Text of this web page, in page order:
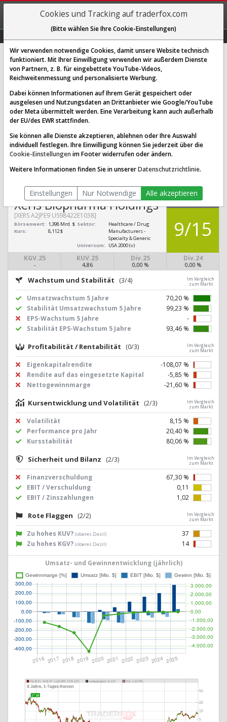
REGIS-
TRIEREN
Xeris Biopharma Holdings Aktie:
Realtime-Kurs & Analyse (A2JPE9 |
XERS)
SCORING SYSTEMS:
Qualitäts-Check Dividenden-Check
Wachstums-Check
geeignet?
Xeris Biopharma Holdings
[XERS A2JPE9 US98422E1038]
Börsenwert: 1,398 Mrd. $
Kurs:
8,112 $
Sektor:
Healthcare / Drug
Manufacturers -
Specialty & Generic
Universum:
USA 2000 (v)
KGV.25
-
KUV.25
4,86
Div.25
0,00 %
Div.24
0,00 %
QUALITÄTS-
9/15
Wachstum und Stabilität (3/4)
Im Vergleich
zum Markt
Umsatzwachstum 5 Jahre
70,20 %
Stabilität Umsatzwachstum 5 Jahre
99,23 %
EPS-Wachstum 5 Jahre
-
Stabilität EPS-Wachstum 5 Jahre
93,46 %
Profitabilität / Rentabilität (0/3)
Im Vergleich
zum Markt
Eigenkapitalrendite
-108,07 %
Rendite auf das eingesetzte Kapital
-5,85 %
Nettogewinnmarge
-21,60 %
Kursentwicklung und Volatilität (2/3)
Im Vergleich
zum Markt
Volatilität
8,15 %
Performance pro Jahr
20,40 %
Kursstabilität
80,06 %
Sicherheit und Bilanz (2/3)
Im Vergleich
zum Markt
Finanzverschuldung
67,30 %
EBIT / Verschuldung
0,11
EBIT / Zinszahlungen
1,02
Rote Flaggen (2/2)
Im Vergleich
zum Markt
Zu hohes KUV? (oberes Dezil)
37
Zu hohes KGV? (oberes Dezil) 14
Umsatz- und Gewinnentwicklung (jährlich)
Cookies und Tracking auf traderfox.com
(Bitte wählen Sie Ihre Cookie-Einstellungen)
Wir verwenden notwendige Cookies, damit unsere Website technisch
funktioniert. Mit Ihrer Einwilligung verwenden wir außerdem Dienste
von Partnern, z. B. für eingebettete YouTube-Videos,
Reichweitenmessung und personalisierte Werbung.
Dabei können Informationen auf Ihrem Gerät gespeichert oder
ausgelesen und Nutzungsdaten an Drittanbieter wie Google/YouTube
oder Meta übermittelt werden. Eine Verarbeitung kann auch außerhalb
der EU/des EWR stattfinden.
Sie können alle Dienste akzeptieren, ablehnen oder Ihre Auswahl
individuell festlegen. Ihre Einwilligung können Sie jederzeit über die
Cookie-Einstellungen im Footer widerrufen oder ändern.
Weitere Informationen finden Sie in unsererDatenschutzrichtlinie.
Einstellungen Nur Notwendige Alle akzeptieren